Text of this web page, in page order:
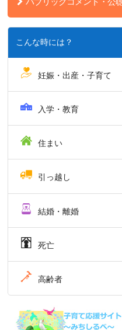
こんな時には？
妊娠・出産・子育て
入学・教育
住まい
引っ越し
結婚・離婚
死亡
高齢者